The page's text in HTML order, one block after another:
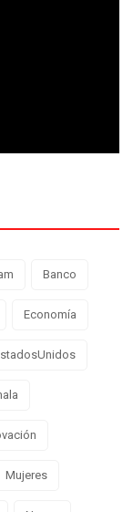
Banco
Economía
Mujeres